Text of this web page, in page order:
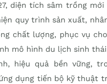
diện tích sâm trồng mới
quy trình sản xuất,
chất lượng, phục vụ
mô hình du lịch sinh
hiệu quả bền vững,
dụng tiến bộ kỹ thuật